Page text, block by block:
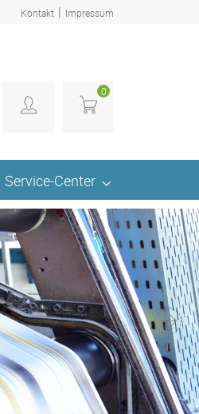
Kontakt | Impressum
0
Service-Center